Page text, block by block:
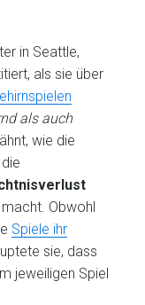
in Seattle,
als sie über
als auch
wie die
Obwohl
Spiele ihr
sie, dass
jeweiligen Spiel